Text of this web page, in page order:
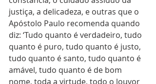
justiça, a delicadeza, e outras que o
Apóstolo Paulo recomenda quando
diz: ‘Tudo quanto é verdadeiro, tudo
quanto é puro, tudo quanto é justo,
tudo quanto é santo, tudo quanto é
amável, tudo quanto é de bom
nome, toda a virtude, todo o louvor